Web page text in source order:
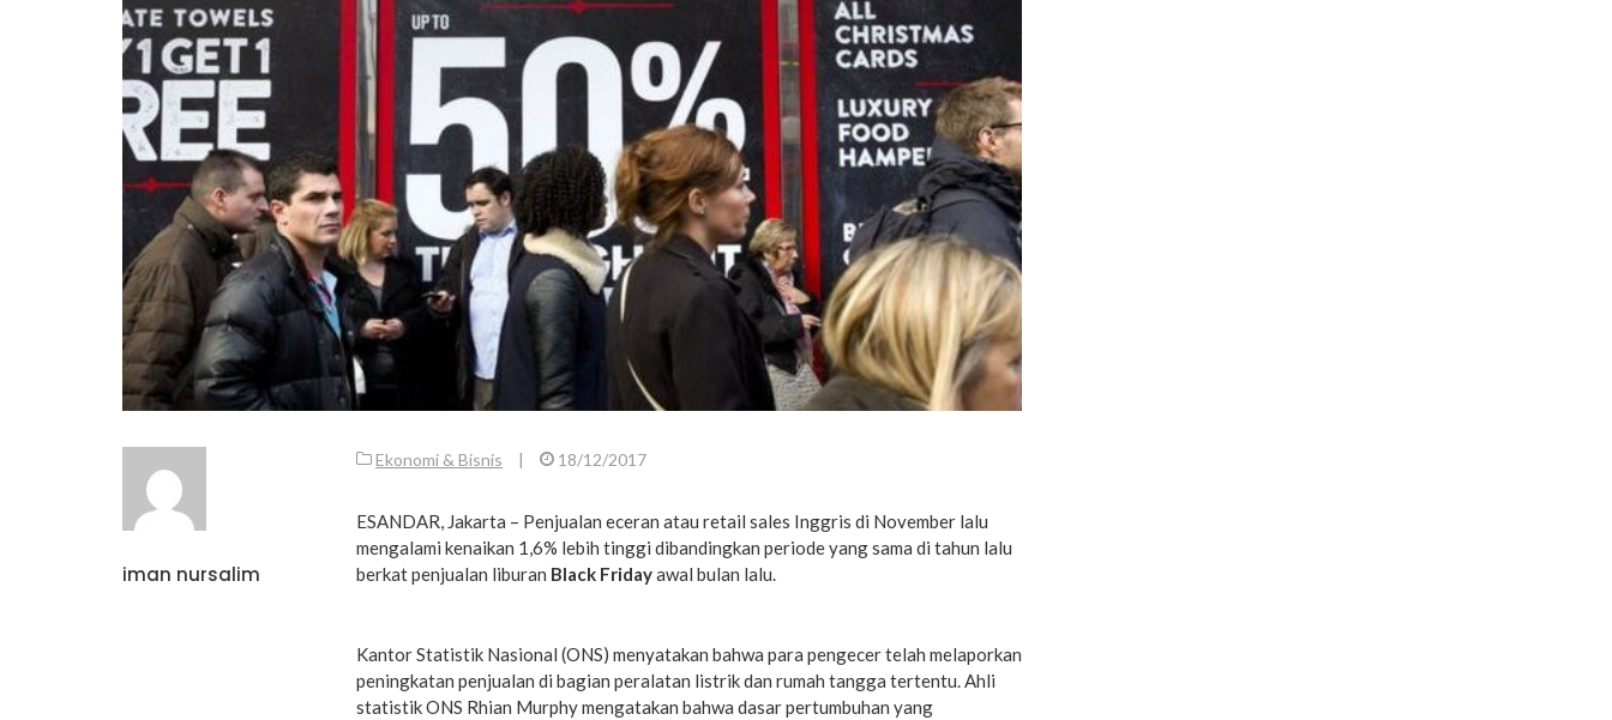
iman nursalim
Ekonomi & Bisnis | 18/12/2017
ESANDAR, Jakarta – Penjualan eceran atau retail sales Inggris di November lalu
mengalami kenaikan 1,6% lebih tinggi dibandingkan periode yang sama di tahun lalu
berkat penjualan liburan Black Fridayawal bulan lalu.
Kantor Statistik Nasional (ONS) menyatakan bahwa para pengecer telah melaporkan
peningkatan penjualan di bagian peralatan listrik dan rumah tangga tertentu. Ahli
statistik ONS Rhian Murphy mengatakan bahwa dasar pertumbuhan yang